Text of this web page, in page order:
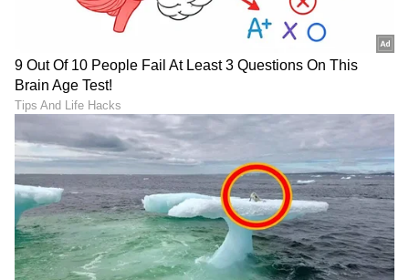
DOWNLOAD APP
RECOMMENDED STORIES